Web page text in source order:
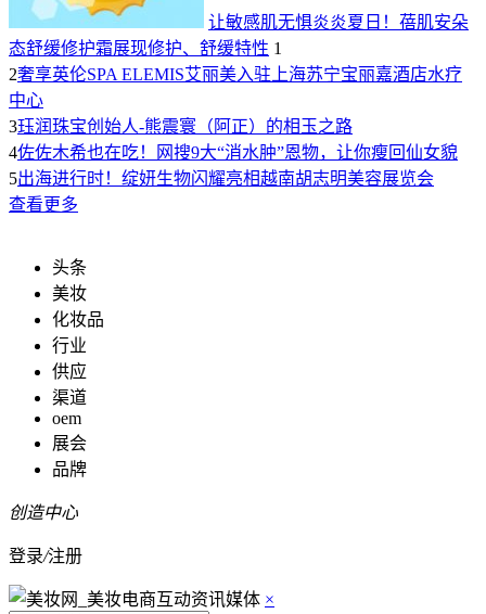
让敏感肌无惧炎炎夏日！蓓肌安朵
态舒缓修护霜展现修护、舒缓特性 1
2奢享英伦SPA ELEMIS艾丽美入驻上海苏宁宝丽嘉酒店水疗
中心
3珏润珠宝创始人-熊震寰（阿正）的相玉之路
4佐佐木希也在吃！网搜9大“消水肿”恩物，让你瘦回仙女貌
5出海进行时！绽妍生物闪耀亮相越南胡志明美容展览会
查看更多
头条
美妆
化妆品
行业
供应
渠道
oem
展会
品牌
创造中心
登录/注册
×